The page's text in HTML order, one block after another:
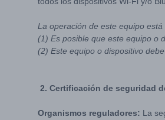
La operación de este equipo
(1) Es posible que este equipo o
(2) Este equipo o dispositivo
2. Certificación de seguridad
Organismos reguladores: La